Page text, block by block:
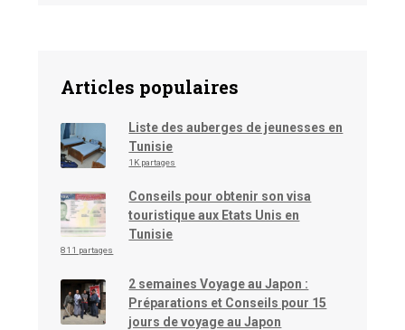
Articles populaires
Liste des auberges de jeunesses en
Tunisie
1K partages
Conseils pour obtenir son visa
touristique aux Etats Unis en
Tunisie
811 partages
2 semaines Voyage au Japon :
Préparations et Conseils pour 15
jours de voyage au Japon